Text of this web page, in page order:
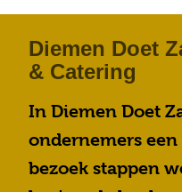
Diemen Doet
& Catering
In Diemen Doet
ondernemers
bezoek stappen